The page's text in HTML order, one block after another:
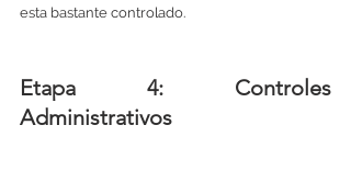
esta bastante controlado.
Etapa 4: Controles
Administrativos